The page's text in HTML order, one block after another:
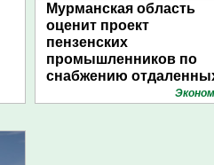
Мурманская область
оценит проект
пензенских
промышленников по
снабжению
поселений с помощью